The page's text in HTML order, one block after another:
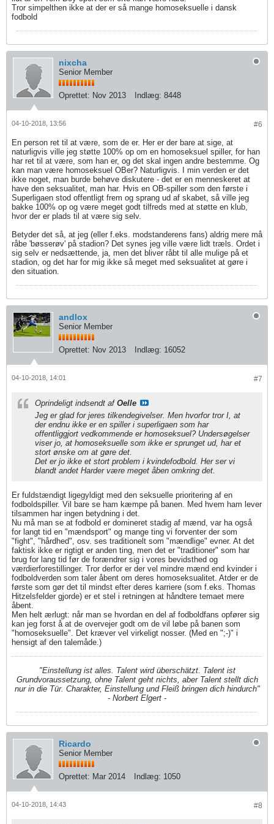
Tror simpelthen ikke at der er så mange homoseksuelle i dansk
fodbold
nixcha
Senior Member
Oprettet: Nov 2013 Indlæg: 8448
#6
04-10-2018, 13:56
En person ret til at være, som de er. Her er der bare at sige, at
naturligvis ville jeg støtte 100% op om en homoseksuel spiller, for han
har ret til at være, som han er, og det skal ingen andre bestemme. Og
kan man være homoseksuel OBer? Naturligvis. I min verden er det
ikke noget, man burde behøve diskutere - det er en menneskeret at
have den seksualitet, man har. Hvis en OB-spiller som den første i
Superligaen stod offentligt frem og sprang ud af skabet, så ville jeg
bakke 100% op og være meget godt tilfreds med at støtte en klub,
hvor der er plads til at være sig selv.
Betyder det så, at jeg (eller f.eks. modstanderens fans) aldrig mere må
råbe 'bøsserøv' på stadion? Det synes jeg ville være lidt træls. Ordet i
sig selv er nedsættende, ja, men det bliver råbt til alle mulige på et
stadion, og det har for mig ikke så meget med seksualitet at gøre i
den situation.
andlox
Senior Member
Oprettet: Nov 2013 Indlæg: 16052
#7
04-10-2018, 14:01
Oprindeligt indsendt af Oelle
Jeg er glad for jeres tilkendegivelser. Men hvorfor tror I, at
der endnu ikke er en spiller i superligaen som har
offentliggjort vedkommende er homoseksuel? Undersøgelser
viser jo, at homoseksuelle som ikke er sprunget ud, har et
stort ønske om at gøre det.
Det er jo ikke et stort problem i kvindefodbold. Her ser vi
blandt andet Harder være meget åben omkring det.
Er fuldstændigt ligegyldigt med den seksuelle prioritering af en
fodboldspiller. Vil bare se ham kæmpe på banen. Med hvem ham lever
tilsammen har ingen betydning i det.
Nu må man se at fodbold er domineret stadig af mænd, var ha også
for langt tid en "mændsport" og mange ting vi forventer der som
"fight", "hårdhed", osv. ses traditionelt som "mændlige" evner. At det
faktisk ikke er rigtigt er anden ting, men det er "traditioner" som har
brug for lang tid før de forændrer sig i vores bevidsthed og
værdierforestillinger. Tror derfor er der vel mindre mænd end kvinder i
fodboldverden som taler åbent om deres homoseksualitet. Atder er de
første som gør det til mindst efter deres karriere (som f.eks. Thomas
Hitzelsfelder gjorde) er et stel i retningen at håndtere temaet mere
åbent.
Men helt ærlugt: når man se hvordan en del af fodboldfans opfører sig
kan jeg forst å at de overvejer godt om de vil løbe på banen som
"homoseksuelle". Det kræver vel virkeligt nosser. (Med en ";-)" i
hensigt af den talemåde.)
"Einstellung ist alles. Talent wird überschätzt. Talent ist
Grundvoraussetzung, ohne Talent geht nichts, aber Talent stellt dich
nur in die Tür. Charakter, Einstellung und Fleiß bringen dich hindurch"
- Norbert Elgert -
Ricardo
Senior Member
Oprettet: Mar 2014 Indlæg: 1050
#8
04-10-2018, 14:43